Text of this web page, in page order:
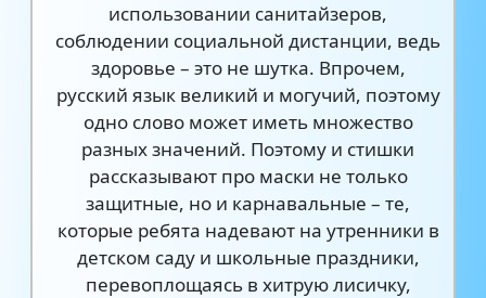
использовании санитайзеров,
соблюдении социальной дистанции, ведь
здоровье – это не шутка. Впрочем,
русский язык великий и могучий, поэтому
одно слово может иметь множество
разных значений. Поэтому и стишки
рассказывают про маски не только
защитные, но и карнавальные – те,
которые ребята надевают на утренники в
детском саду и школьные праздники,
перевоплощаясь в хитрую лисичку,